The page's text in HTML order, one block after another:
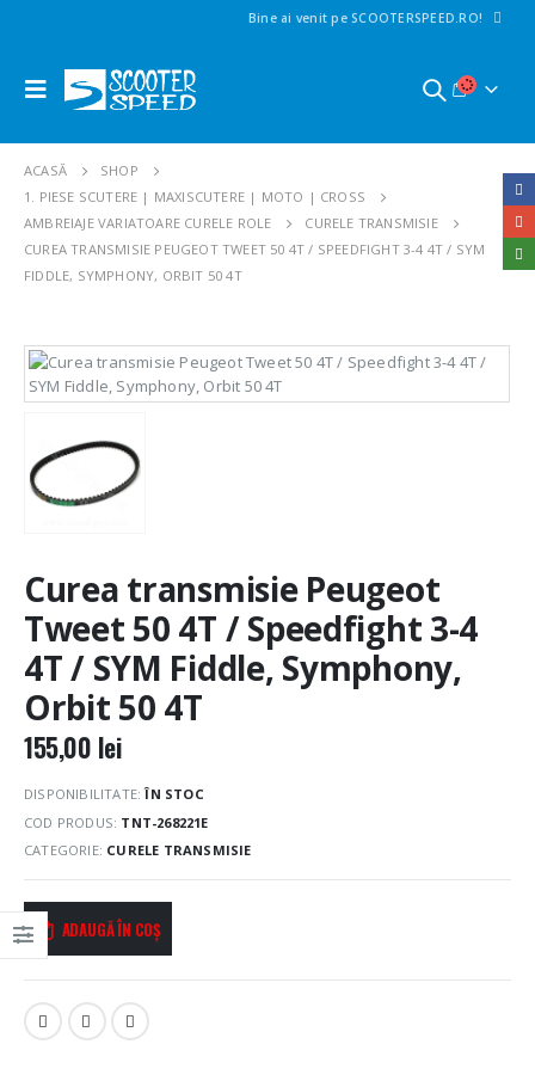
Bine ai venit pe SCOOTERSPEED.RO!
ACASĂ
SHOP
1. PIESE SCUTERE | MAXISCUTERE | MOTO | CROSS
AMBREIAJE VARIATOARE CURELE ROLE
CURELE TRANSMISIE
CUREA TRANSMISIE PEUGEOT TWEET 50 4T / SPEEDFIGHT 3-4 4T / SYM
FIDDLE, SYMPHONY, ORBIT 50 4T
Curea transmisie Peugeot
Tweet 50 4T / Speedfight 3-4
4T / SYM Fiddle, Symphony,
Orbit 50 4T
155,00 lei
DISPONIBILITATE:ÎN STOC
COD PRODUS: TNT-268221E
CATEGORIE: CURELE TRANSMISIE
ADAUGĂ ÎN COȘ